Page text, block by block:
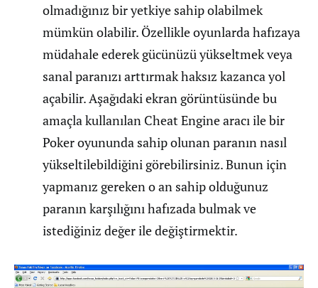
olmadığınız bir yetkiye sahip olabilmek
mümkün olabilir. Özellikle oyunlarda hafızaya
müdahale ederek gücünüzü yükseltmek veya
sanal paranızı arttırmak haksız kazanca yol
açabilir. Aşağıdaki ekran görüntüsünde bu
amaçla kullanılan Cheat Engine aracı ile bir
Poker oyununda sahip olunan paranın nasıl
yükseltilebildiğini görebilirsiniz. Bunun için
yapmanız gereken o an sahip olduğunuz
paranın karşılığını hafızada bulmak ve
istediğiniz değer ile değiştirmektir.